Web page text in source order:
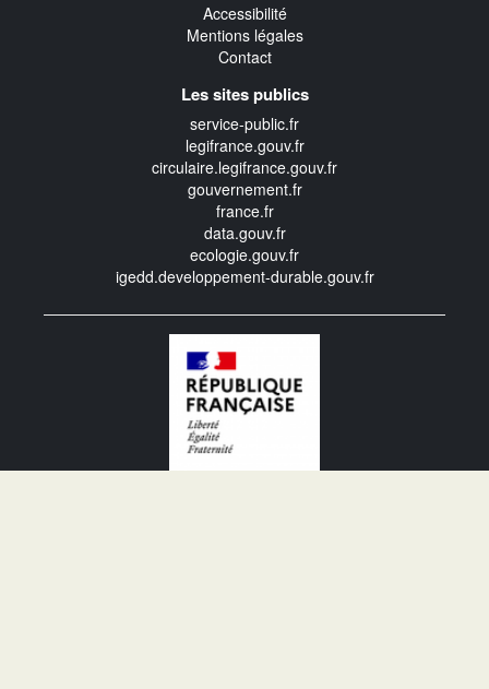
Accessibilité
Mentions légales
Contact
Les sites publics
service-public.fr
legifrance.gouv.fr
circulaire.legifrance.gouv.fr
gouvernement.fr
france.fr
data.gouv.fr
ecologie.gouv.fr
igedd.developpement-durable.gouv.fr